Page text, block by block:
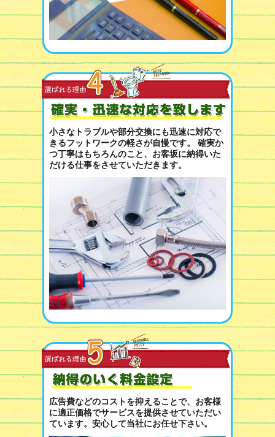
小さなトラブルや部分交換にも迅速に対応で
きるフットワークの軽さが自慢です。 確実か
つ丁寧はもちろんのこと、お客坂に納得いた
だける仕事をさせていただきます。
広告費などのコストを抑えることで、お客様
に適正価格でサービスを提供させていただい
ています。安心して当社にお任せ下さい。